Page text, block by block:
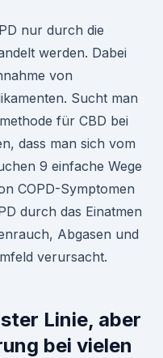
nur durch die
werden. Dabei
von
Sucht man
für CBD bei
dass man sich vom
9 einfache Wege
COPD-Symptomen
durch das Einatmen
Abgasen und
verursacht.
Linie, aber
bei vielen